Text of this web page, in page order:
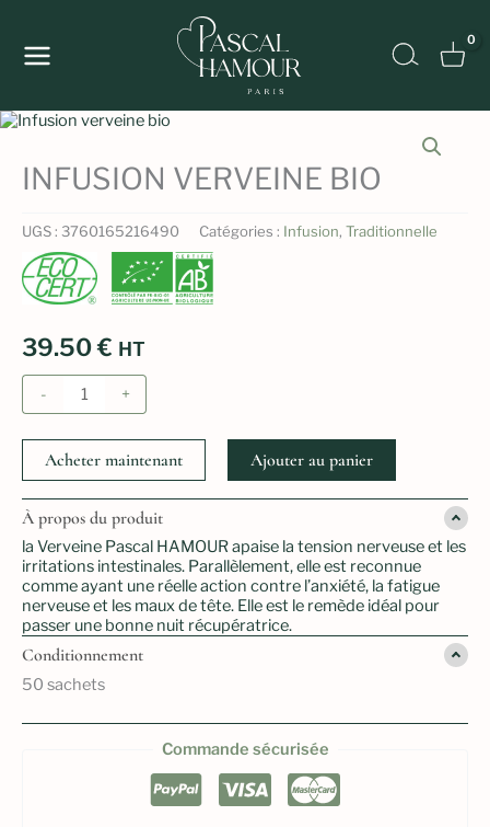
contenu
INFUSION VERVEINE BIO
UGS : 3760165216490 Catégories : Infusion, Traditionnelle
39.50€ HT
-
quantité
verveine
+
Acheter maintenant Ajouter au panier
À propos du produit
la Verveine Pascal HAMOUR apaise la tension nerveuse et les
irritations intestinales. Parallèlement, elle est reconnue
comme ayant une réelle action contre l’anxiété, la fatigue
nerveuse et les maux de tête. Elle est le remède idéal pour
passer une bonne nuit récupératrice.
Conditionnement
50 sachets
Commande sécurisée